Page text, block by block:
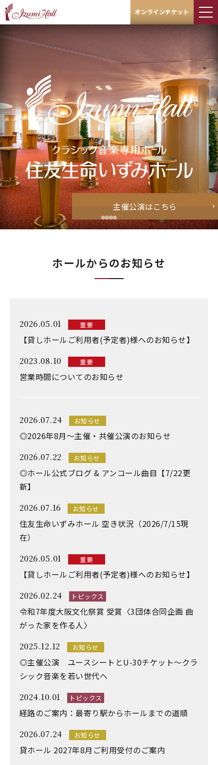
オンラインチケット
主催公演はこちら
ホールからのお知らせ
2026.05.01 重要
【貸しホールご利用者(予定者)様へのお知らせ】
2023.08.10 重要
営業時間についてのお知らせ
2026.07.24 お知らせ
◎2026年8月～主催・共催公演のお知らせ
2026.07.22 お知らせ
◎ホール公式ブログ & アンコール曲目【7/22更
新】
2026.07.16 お知らせ
住友生命いずみホール 空き状況（2026/7/15現
在）
2026.05.01 重要
【貸しホールご利用者(予定者)様へのお知らせ】
2026.02.24 トピックス
令和7年度大阪文化祭賞 受賞〈3団体合同企画 曲
がった家を作る人〉
2025.12.12 お知らせ
◎主催公演 ユースシートとU-30チケット～クラ
シック音楽を若い世代へ
2024.10.01 トピックス
経路のご案内：最寄り駅からホールまでの道順
2026.07.24 お知らせ
貸ホール 2027年8月ご利用受付のご案内